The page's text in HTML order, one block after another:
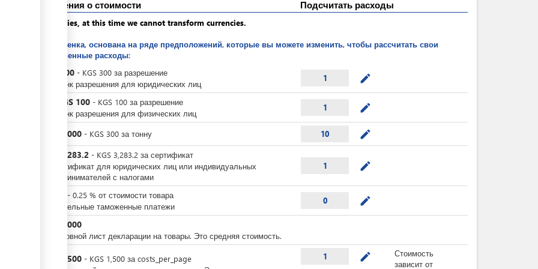
Сведения о стоимости Подсчитать расходы
Apologies, at this time we cannot transform currencies.
Это оценка, основана на ряде предположений, которые вы можете изменить, чтобы рассчитать свои
собственные расходы:
300 - KGS 300 за разрешение
За бланк разрешения для юридических лиц
1 mode_edit
KGS 100 - KGS 100 за разрешение
За бланк разрешения для физических лиц
1 mode_edit
3,000 - KGS 300 за тонну 10 mode_edit
3,283.2 - KGS 3,283.2 за сертификат
за сертификат для юридических лиц или индивидуальных
предпринимателей с налогами
1 mode_edit
- 0.25 % от стоимости товара
Обязательные таможенные платежи
0 mode_edit
3,000
За основной лист декларации на товары. Это средняя стоимость.
1,500 - KGS 1,500 за costs_per_page
1 mode_edit
Стоимость
зависит от